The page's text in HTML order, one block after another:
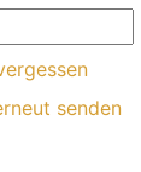
senden